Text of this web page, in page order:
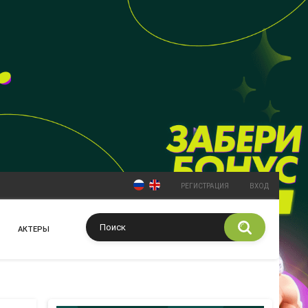
РЕГИСТРАЦИЯ ВХОД
АКТЕРЫ